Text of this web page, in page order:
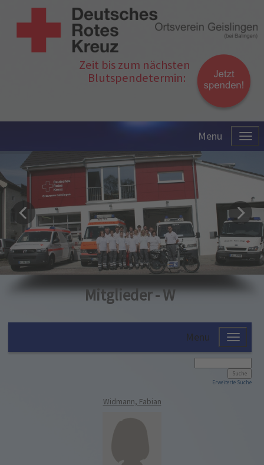
Zeit bis zum nächsten
Blutspendetermin:
Menu
Mitglieder - W
Menu
Erweiterte Suche
Widmann, Fabian